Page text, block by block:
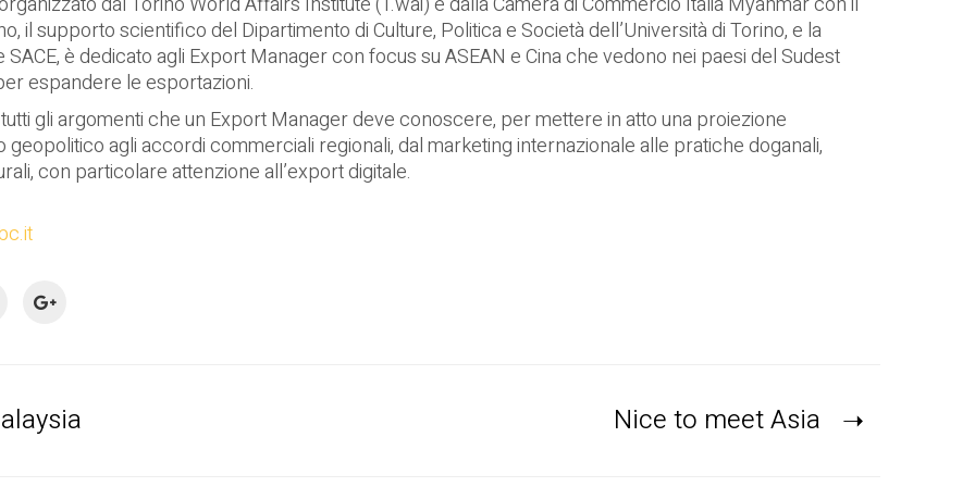
il supporto scientifico del Dipartimento di Culture, Politica e Società dell’Università di Torino, e la
è dedicato agli Export Manager con focus su ASEAN e Cina che vedono nei paesi del Sudest
espandere le esportazioni.
gli argomenti che un Export Manager deve conoscere, per mettere in atto una proiezione
agli accordi commerciali regionali, dal marketing internazionale alle pratiche doganali,
con particolare attenzione all’export digitale.
Nice to meet Asia